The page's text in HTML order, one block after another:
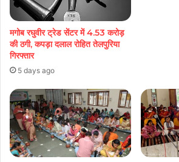
मगोब रघुवीर ट्रेड सेंटर में 4.53 करोड़
की ठगी, कपड़ा दलाल रोहित तेलपुरिया
गिरफ्तार
5 days ago